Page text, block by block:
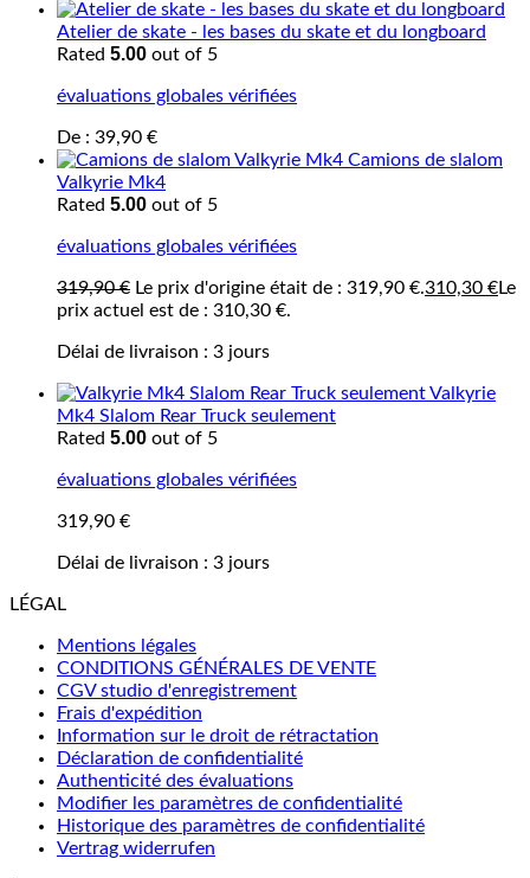
Atelier de skate - les bases du skate et du longboard
Rated 5.00 out of 5
évaluations globales vérifiées
De : 39,90 €
Camions de slalom
Valkyrie Mk4
Rated 5.00 out of 5
évaluations globales vérifiées
319,90€ Le prix d'origine était de : 319,90 €.310,30 €Le
prix actuel est de : 310,30 €.
Délai de livraison : 3 jours
Valkyrie
Mk4 Slalom Rear Truck seulement
Rated 5.00 out of 5
évaluations globales vérifiées
319,90 €
Délai de livraison : 3 jours
LÉGAL
Mentions légales
CONDITIONS GÉNÉRALES DE VENTE
CGV studio d'enregistrement
Frais d'expédition
Information sur le droit de rétractation
Déclaration de confidentialité
Authenticité des évaluations
Modifier les paramètres de confidentialité
Historique des paramètres de confidentialité
Vertrag widerrufen